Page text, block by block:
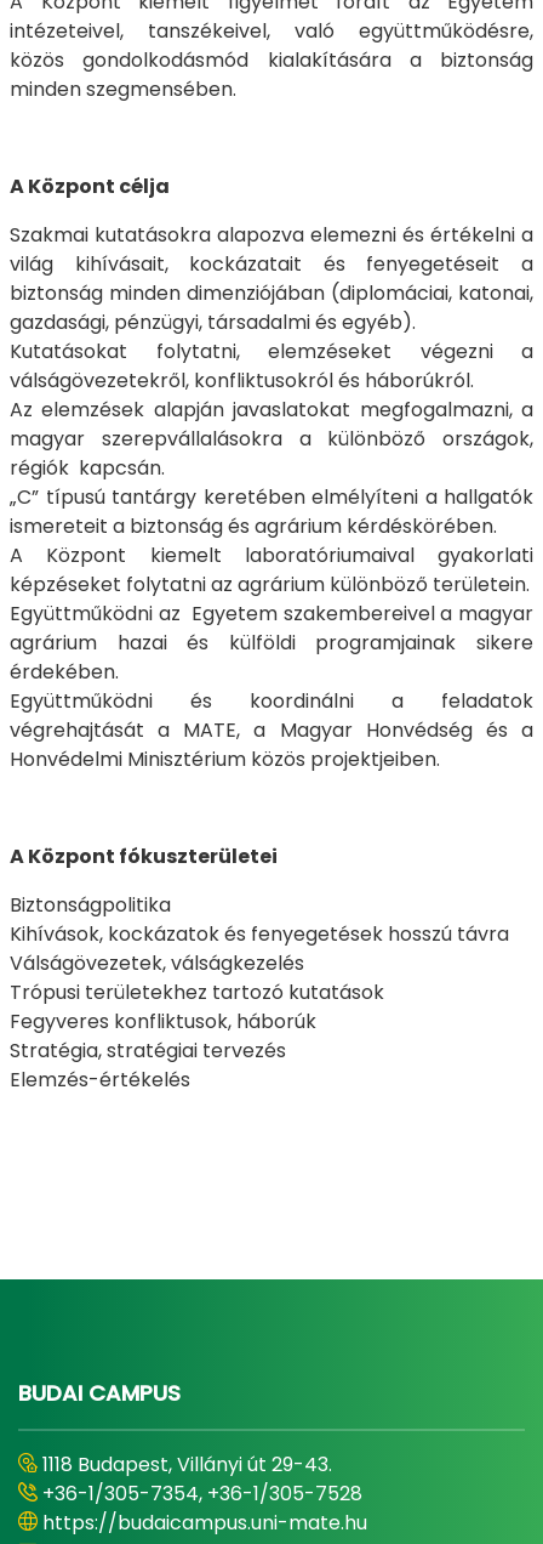
intézeteivel, tanszékeivel, való együttműködésre,
közös gondolkodásmód kialakítására a biztonság
minden szegmensében.
A Központ célja
Szakmai kutatásokra alapozva elemezni és értékelni a
világ kihívásait, kockázatait és fenyegetéseit a
biztonság minden dimenziójában (diplomáciai, katonai,
gazdasági, pénzügyi, társadalmi és egyéb).
Kutatásokat folytatni, elemzéseket végezni a
válságövezetekről, konfliktusokról és háborúkról.
Az elemzések alapján javaslatokat megfogalmazni, a
magyar szerepvállalásokra a különböző országok,
régiók kapcsán.
„C” típusú tantárgy keretében elmélyíteni a hallgatók
ismereteit a biztonság és agrárium kérdéskörében.
A Központ kiemelt laboratóriumaival gyakorlati
képzéseket folytatni az agrárium különböző területein.
Együttműködni az Egyetem szakembereivel a magyar
agrárium hazai és külföldi programjainak sikere
érdekében.
Együttműködni és koordinálni a feladatok
végrehajtását a MATE, a Magyar Honvédség és a
Honvédelmi Minisztérium közös projektjeiben.
A Központ fókuszterületei
Biztonságpolitika
Kihívások, kockázatok és fenyegetések hosszú távra
Válságövezetek, válságkezelés
Trópusi területekhez tartozó kutatások
Fegyveres konfliktusok, háborúk
Stratégia, stratégiai tervezés
Elemzés-értékelés
BUDAI CAMPUS
1118 Budapest, Villányi út 29-43.
+36-1/305-7354, +36-1/305-7528
https://budaicampus.uni-mate.hu